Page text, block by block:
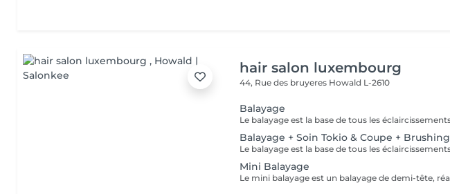
hair salon luxembourg
44, Rue des bruyeres Howald L-2610
Balayage
Balayage + Soin Tokio & Coupe + Brushing
Mini Balayage